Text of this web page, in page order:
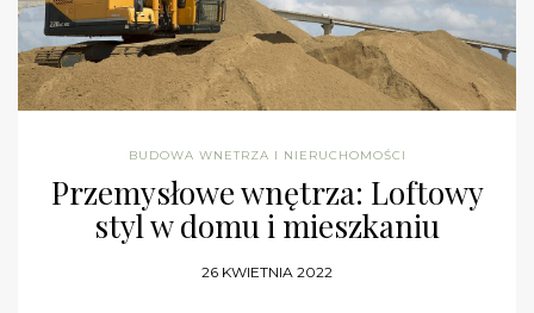
BUDOWA WNETRZA I NIERUCHOMOŚCI
Przemysłowe wnętrza: Loftowy
styl w domu i mieszkaniu
26 KWIETNIA 2022